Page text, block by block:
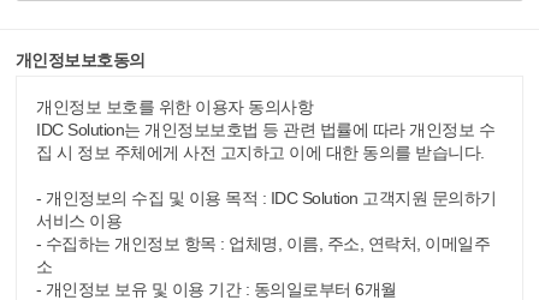
개인정보보호동의
개인정보 보호를 위한 이용자 동의사항
IDC Solution는 개인정보보호법 등 관련 법률에 따라 개인정보 수
집 시 정보 주체에게 사전 고지하고 이에 대한 동의를 받습니다.
- 개인정보의 수집 및 이용 목적 : IDC Solution 고객지원 문의하기
서비스 이용
- 수집하는 개인정보 항목 : 업체명, 이름, 주소, 연락처, 이메일주
소
- 개인정보 보유 및 이용 기간 : 동의일로부터 6개월